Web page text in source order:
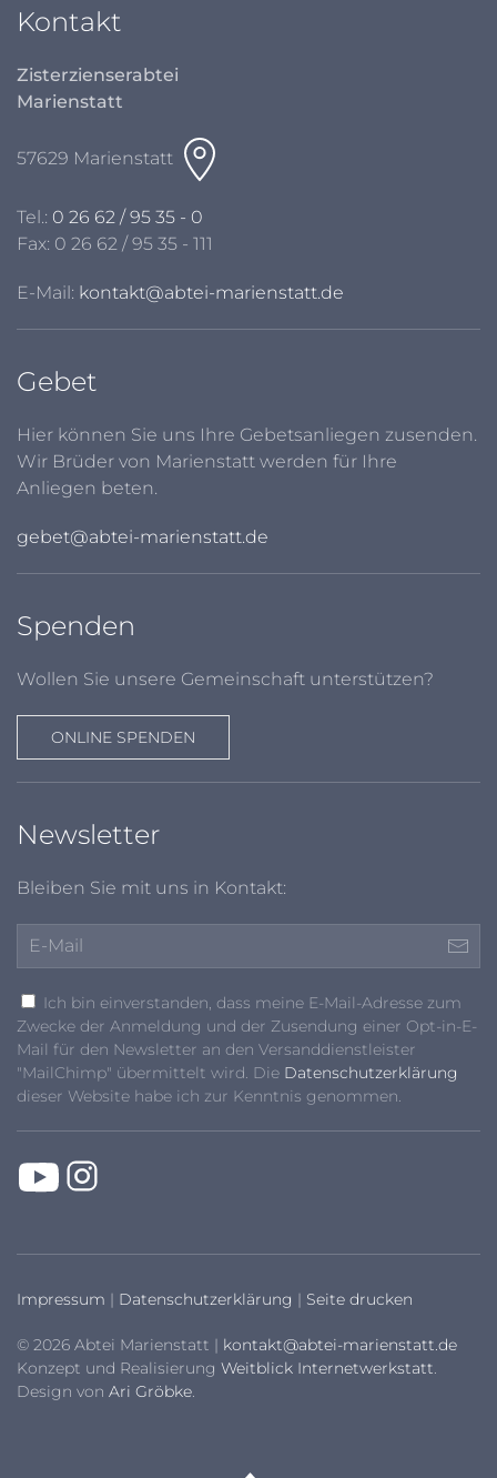
Kontakt
Zisterzienserabtei
Marienstatt
57629 Marienstatt
Tel.: 0 26 62 / 95 35 - 0
Fax: 0 26 62 / 95 35 - 111
E-Mail: kontakt@abtei-marienstatt.de
Gebet
Hier können Sie uns Ihre Gebetsanliegen zusenden.
Wir Brüder von Marienstatt werden für Ihre
Anliegen beten.
gebet@abtei-marienstatt.de
Spenden
Wollen Sie unsere Gemeinschaft unterstützen?
ONLINE SPENDEN
Newsletter
Bleiben Sie mit uns in Kontakt:
Ich bin einverstanden, dass meine E-Mail-Adresse zum
Zwecke der Anmeldung und der Zusendung einer Opt-in-E-
Mail für den Newsletter an den Versanddienstleister
"MailChimp" übermittelt wird. Die Datenschutzerklärung
dieser Website habe ich zur Kenntnis genommen.
Impressum | Datenschutzerklärung | Seite drucken
© 2026 Abtei Marienstatt | kontakt@abtei-marienstatt.de
Konzept und Realisierung Weitblick Internetwerkstatt.
Design von Ari Gröbke.